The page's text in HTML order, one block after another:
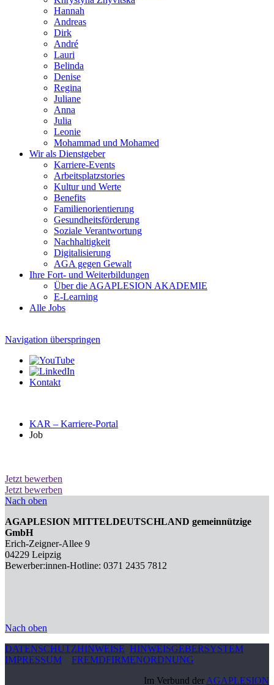
Hannah
Andreas
Dirk
André
Lauri
Belinda
Denise
Regina
Juliane
Anna
Julia
Leonie
Mohammad und Mohamed
Wir als Dienstgeber
Karriere-Events
Arbeitsplatzstories
Kultur und Werte
Benefits
Familien­orientierung
Gesundheits­förderung
Soziale Verantwortung
Nachhaltigkeit
Digitalisierung
AGA gegen Gewalt
Ihre Fort- und Weiterbildungen
Über die AGAPLESION AKADEMIE
E-Learning
Alle Jobs
Navigation überspringen
Kontakt
KAR – Karriere-Portal
Job
Jetzt bewerben
Jetzt bewerben
Nach oben
AGAPLESION MITTELDEUTSCHLAND gemeinnützige
GmbH
Erich-Zeigner-Allee 9
04229 Leipzig
Bewerber:innen-Hotline: 0371 2435 7812
Nach oben
DATENSCHUTZHINWEISE HINWEISGEBERSYSTEM
IMPRESSUM
FREMDFIRMENORDNUNG
Im Verbund der AGAPLESION